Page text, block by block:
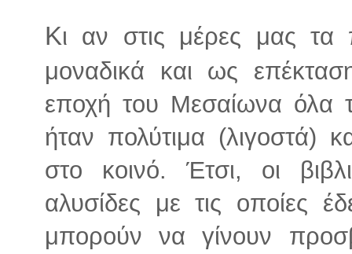
Κι αν στις μέρες μας τα
μοναδικά και ως
εποχή του Μεσαίωνα όλα
ήταν πολύτιμα (λιγοστά)
στο κοινό. Έτσι, οι
αλυσίδες με τις οποίες
μπορούν να γίνουν